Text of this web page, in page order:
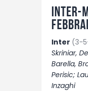
Inter-
Inter (3-
Skriniar,
Barella,
Perisic;
Inzaghi